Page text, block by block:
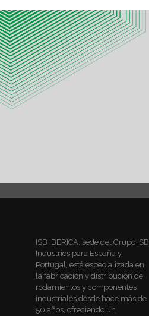
ISB IBÉRICA, sede del Grupo ISB
Industries para España y
Portugal, está especializada en
la fabricación y distribución de
rodamientos y componentes
industriales desde hace más de
50 años, ofreciendo un